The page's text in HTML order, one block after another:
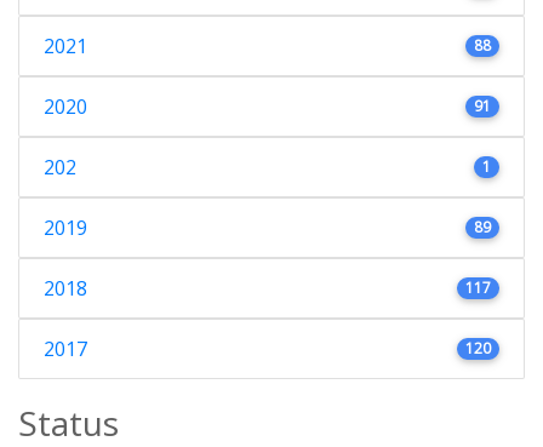
2021 88
2020 91
202 1
2019 89
2018 117
2017 120
Status